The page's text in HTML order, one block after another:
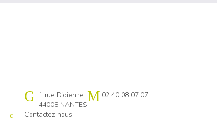
Cap emploi 44
1 rue Didienne
44008 NANTES
02 40 08 07 07
Contactez-nous